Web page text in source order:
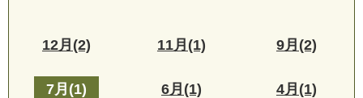
12月(2) 11月(1) 9月(2)
7月(1) 6月(1) 4月(1)